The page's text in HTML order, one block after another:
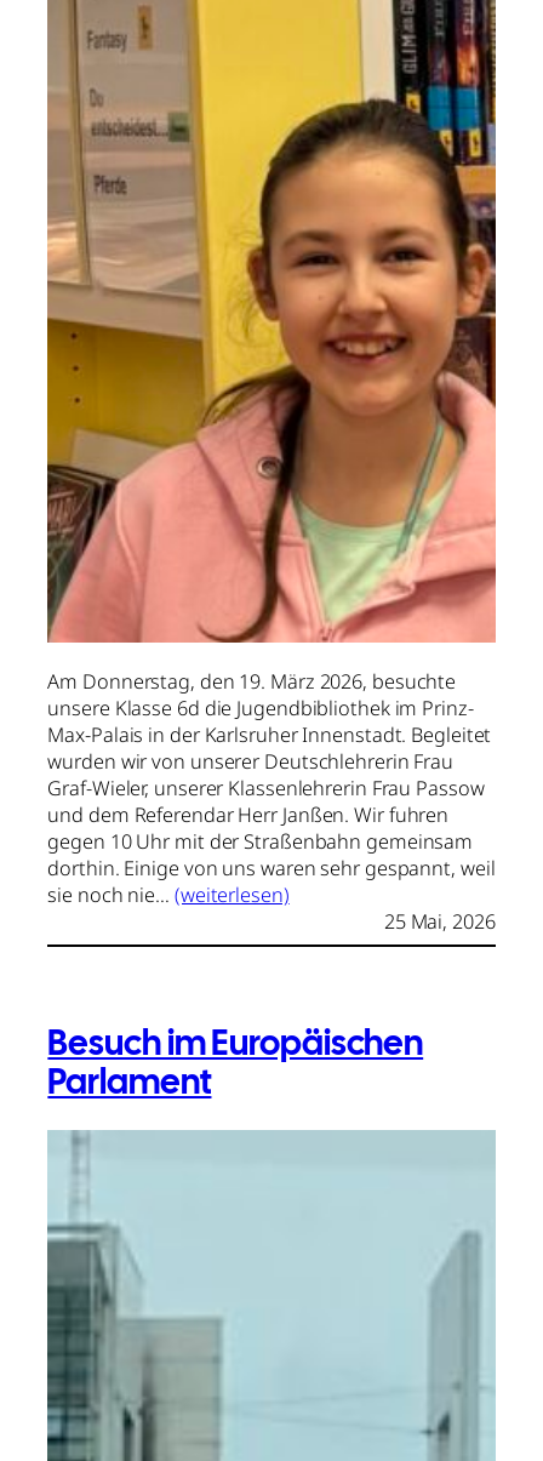
Am Donnerstag, den 19. März 2026, besuchte
unsere Klasse 6d die Jugendbibliothek im Prinz-
Max-Palais in der Karlsruher Innenstadt. Begleitet
wurden wir von unserer Deutschlehrerin Frau
Graf-Wieler, unserer Klassenlehrerin Frau Passow
und dem Referendar Herr Janßen. Wir fuhren
gegen 10 Uhr mit der Straßenbahn gemeinsam
dorthin. Einige von uns waren sehr gespannt, weil
sie noch nie… (weiterlesen)
25 Mai, 2026
Besuch im Europäischen
Parlament